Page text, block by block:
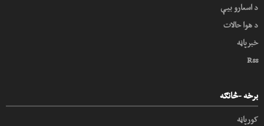
د اسعارو بیې
د هوا حالات
خبرپاڼه
Rss
برخه -څانګه
کورپاڼه